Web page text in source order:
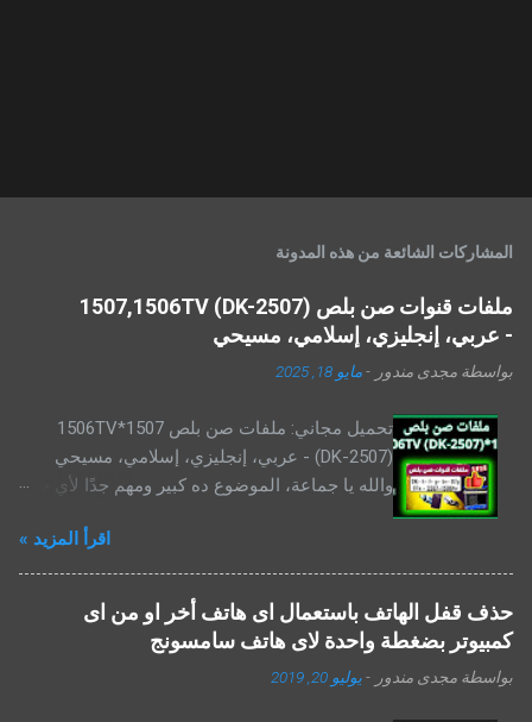
المشاركات الشائعة من هذه المدونة
ملفات قنوات صن بلص 1507,1506TV (DK-2507)
- عربي، إنجليزي، إسلامي، مسيحي
بواسطةمجدى مندور - مايو 18, 2025
تحميل مجاني: ملفات صن بلص 1507*1506TV
(DK-2507) - عربي، إنجليزي، إسلامي، مسيحي
والله يا جماعة، الموضوع ده كبير ومهم جدًا لأي حد
عنده رسيفر صن بلص ، خصوصًا الموديلات اللي
ليها علاقة بالمعالجات 1506 و1507 بأنواعهم، واللي
أغلبنا بيشوفها بأسماء شبه طلاسم كده: 1506t،
1506g، 1506tv، 1507g، 1507a، 2507 ... يعني
شغلانة! بس النهاردة، إحنا هنا علشان نفك الشفرة
دي سوا، ونفهم إزاي نحمل أحدث ملف قنوات صن
بلص بسهولة وبدون صداع. ملفات قنوات صن بلص
اقرأ المزيد »
حذف قفل الهاتف باستعمال اى هاتف أخر او من اى
كمبيوتر بضغطة واحدة لاى هاتف سامسونج
بواسطةمجدى مندور - يوليو 20, 2019